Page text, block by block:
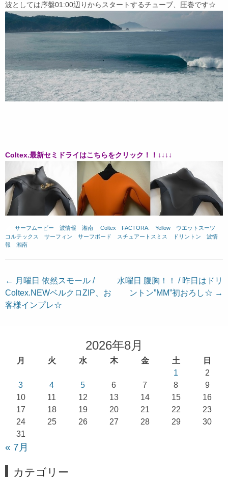
波としては序盤01:00辺りからスタートするチューブ、圧巻です☆
Coltex.最新セミドライはこちらをクリック！！↓↓↓↓
サーフムービー 波情報 湘南 Coltex FACTORA. Yellow ウエットスーツ
コルテックス
サーフィン サーフボード スチュアートスミス ドリントン
波情
報 湘南
投
稿
ナ
← 月曜日 依然スモール /
Coltex.NEWベルクロZIP、お
客様インプレ☆
水曜日 腹胸！！ / 昨日はドリ
ントン”MM”初おろし☆ →
2026年8月
月 火 水 木 金 土
日
1
2
3
4 5 6 7 8
9
10
11 12 13 14 15
16
17
18 19 20 21 22
23
24
25 26 27 28 29
30
31
« 7月
カテゴリー